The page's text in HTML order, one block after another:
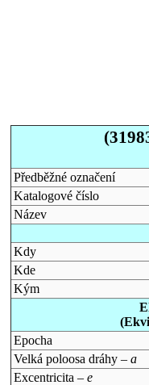
Předběžné označení
Katalogové číslo
Název
Kdy
Kde
Kým
Epocha
Velká poloosa dráhy – a
Excentricita – e